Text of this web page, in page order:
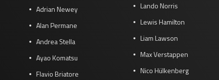
Adrian Newey
Alan Permane
Andrea Stella
Ayao Komatsu
Flavio Briatore
Lando Norris
Lewis Hamilton
Liam Lawson
Max Verstappen
Nico Hülkenberg